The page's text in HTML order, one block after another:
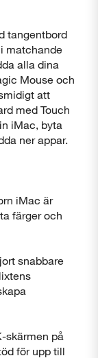
tangent­bord
matchande
alla dina
Mouse och
att
med Touch
iMac, byta
ner appar.
iMac är
färger och
snabbare
skärmen på
för upp till
Stäng